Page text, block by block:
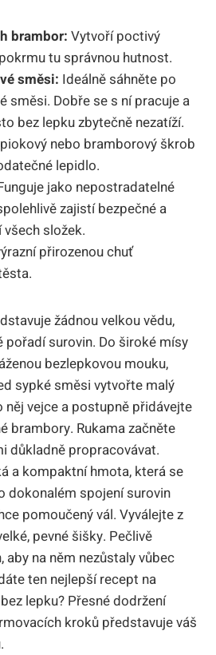
brambor: Vytvoří poctivý
tu správnou hutnost.
směsi: Ideálně sáhněte po
směsi. Dobře se s ní pracuje a
bez lepku zbytečně nezatíží.
nebo bramborový škrob
lepidlo.
jako nepostradatelné
zajistí bezpečné a
složek.
přirozenou chuť
žádnou velkou vědu,
pořadí surovin. Do široké mísy
bezlepkovou mouku,
sypké směsi vytvořte malý
něj vejce a postupně přidávejte
brambory. Rukama začněte
důkladně propracovávat.
a kompaktní hmota, která se
dokonalém spojení surovin
pomoučený vál. Vyválejte z
pevné šišky. Pečlivě
aby na něm nezůstaly vůbec
ten nejlepší recept na
lepku? Přesné dodržení
kroků představuje váš